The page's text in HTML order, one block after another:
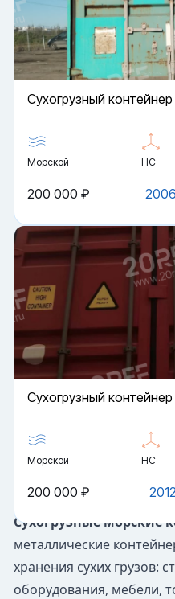
Cухогрузный контейнер
Морской HC
200 000 ₽
Cухогрузный контейнер
Морской HC
200 000 ₽
Сухогрузные морские
металлические
хранения сухих грузов:
оборудования, мебели,